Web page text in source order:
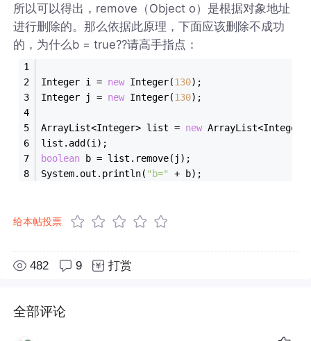
所以可以得出，remove（Object o）是根据对象地址
进行删除的。那么依据此原理，下面应该删除不成功
的，为什么b = true??请高手指点：
Integer i = new Integer(130);
Integer j = new Integer(130);
ArrayList<Integer> list = new
list.add(i);
boolean b = list.remove(j);
System.out.println( "b=" + b);
给本帖投票
482 9 打赏
全部评论